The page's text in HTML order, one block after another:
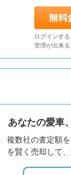
ログインす
管理が出来
あなたの愛車
複数社の査定額
を賢く売却して